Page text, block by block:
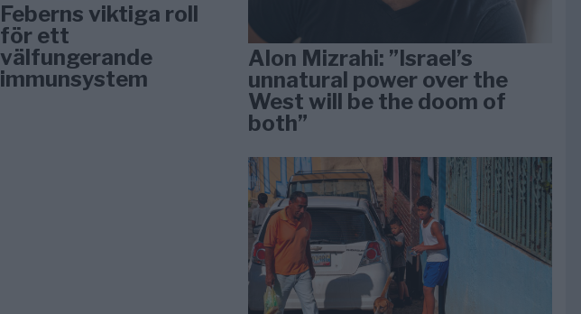
Feberns viktiga roll
för ett
välfungerande
immunsystem
Alon Mizrahi: ”Israel’s
unnatural power over the
West will be the doom of
both”